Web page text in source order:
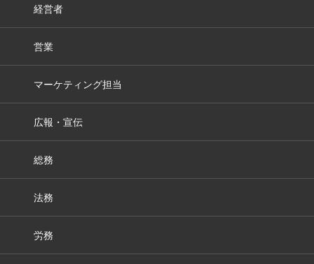
経営者
営業
マーケティング担当
広報・宣伝
総務
法務
労務